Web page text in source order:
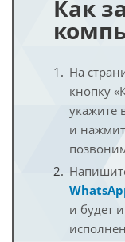
Как
На
кнопку
укажите
и
и будет